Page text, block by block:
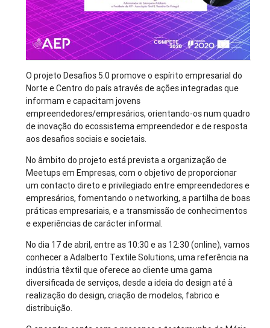
O projeto Desafios 5.0 promove o espírito empresarial do
Norte e Centro do país através de ações integradas que
informam e capacitam jovens
empreendedores/empresários, orientando-os num quadro
de inovação do ecossistema empreendedor e de resposta
aos desafios sociais e societais.
No âmbito do projeto está prevista a organização de
Meetups em Empresas, com o objetivo de proporcionar
um contacto direto e privilegiado entre empreendedores e
empresários, fomentando o networking, a partilha de boas
práticas empresariais, e a transmissão de conhecimentos
e experiências de carácter informal.
No dia 17 de abril, entre as 10:30 e as 12:30 (online), vamos
conhecer a Adalberto Textile Solutions, uma referência na
indústria têxtil que oferece ao cliente uma gama
diversificada de serviços, desde a ideia do design até à
realização do design, criação de modelos, fabrico e
distribuição.